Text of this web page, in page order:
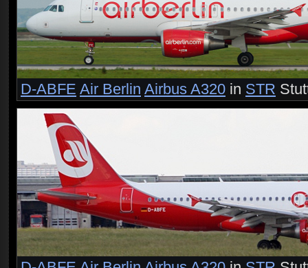
D-ABFE Air Berlin Airbus A320 in STR